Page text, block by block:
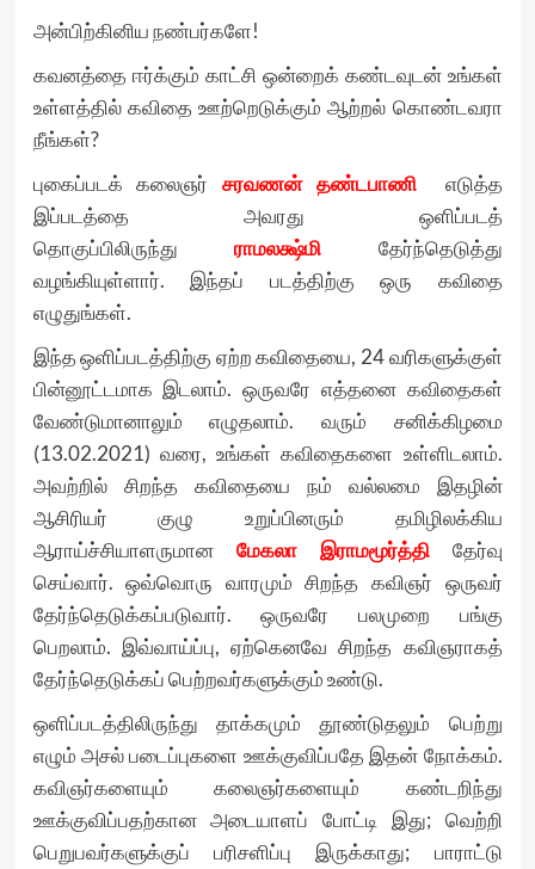
அன்பிற்கினிய நண்பர்களே!
கவனத்தை ஈர்க்கும் காட்சி ஒன்றைக் கண்டவுடன் உங்கள்
உள்ளத்தில் கவிதை ஊற்றெடுக்கும் ஆற்றல் கொண்டவரா
நீங்கள்?
புகைப்படக் கலைஞர்சரவணன் தண்டபாணி
எடுத்த
இப்படத்தை அவரது ஒளிப்படத்
தொகுப்பிலிருந்து ராமலக்ஷ்மி தேர்ந்தெடுத்து
வழங்கியுள்ளார். இந்தப் படத்திற்கு ஒரு கவிதை
எழுதுங்கள்.
இந்த ஒளிப்படத்திற்கு ஏற்ற கவிதையை, 24 வரிகளுக்குள்
பின்னூட்டமாக இடலாம். ஒருவரே எத்தனை கவிதைகள்
வேண்டுமானாலும் எழுதலாம். வரும் சனிக்கிழமை
(13.02.2021) வரை, உங்கள் கவிதைகளை உள்ளிடலாம்.
அவற்றில் சிறந்த கவிதையை நம் வல்லமை இதழின்
ஆசிரியர் குழு உறுப்பினரும் தமிழிலக்கிய
ஆராய்ச்சியாளருமானமேகலா இராமமூர்த்திதேர்வு
செய்வார். ஒவ்வொரு வாரமும் சிறந்த கவிஞர் ஒருவர்
தேர்ந்தெடுக்கப்படுவார். ஒருவரே பலமுறை பங்கு
பெறலாம். இவ்வாய்ப்பு, ஏற்கெனவே சிறந்த கவிஞராகத்
தேர்ந்தெடுக்கப் பெற்றவர்களுக்கும் உண்டு.
ஒளிப்படத்திலிருந்து தாக்கமும் தூண்டுதலும் பெற்று
எழும் அசல் படைப்புகளை ஊக்குவிப்பதே இதன் நோக்கம்.
கவிஞர்களையும் கலைஞர்களையும் கண்டறிந்து
ஊக்குவிப்பதற்கான அடையாளப் போட்டி இது; வெற்றி
பெறுபவர்களுக்குப் பரிசளிப்பு இருக்காது; பாராட்டு